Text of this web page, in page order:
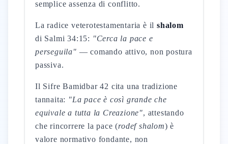
semplice assenza di conflitto.
La radice veterotestamentaria è il shalom
di Salmi 34:15: "Cerca la pace e
perseguila" — comando attivo, non postura
passiva.
Il Sifre Bamidbar 42 cita una tradizione
tannaita: "La pace è così grande che
equivale a tutta la Creazione", attestando
che rincorrere la pace (rodef shalom) è
valore normativo fondante, non